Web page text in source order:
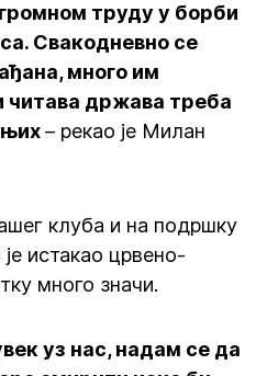
труду у борби
Свакодневно се
много им
читава држава треба
– рекао је Милан
клуба и на подршку
је истакао црвено-
много значи.
уз нас, надам се да